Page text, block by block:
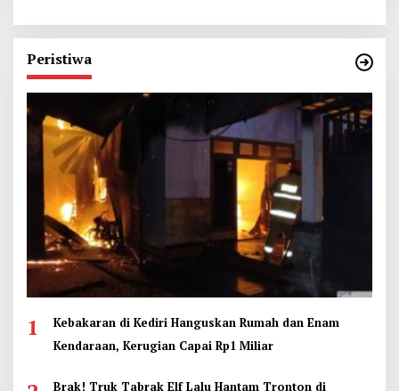
Peristiwa
1
Kebakaran di Kediri Hanguskan Rumah dan Enam
Kendaraan, Kerugian Capai Rp1 Miliar
Brak! Truk Tabrak Elf Lalu Hantam Tronton di